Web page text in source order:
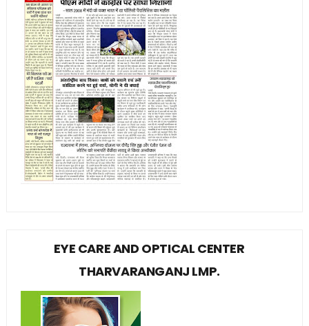
EYE CARE AND OPTICAL CENTER
THARVARANGANJ LMP.